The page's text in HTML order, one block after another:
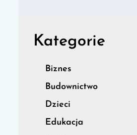
Kategorie
Biznes
Budownictwo
Dzieci
Edukacja